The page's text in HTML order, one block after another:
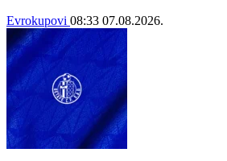
Evrokupovi 08:33 07.08.2026.